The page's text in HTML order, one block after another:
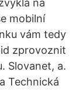
na
mobilní
vám tedy
zprovoznit
Slovanet, a.
Technická